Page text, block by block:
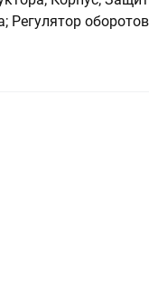
Регулятор